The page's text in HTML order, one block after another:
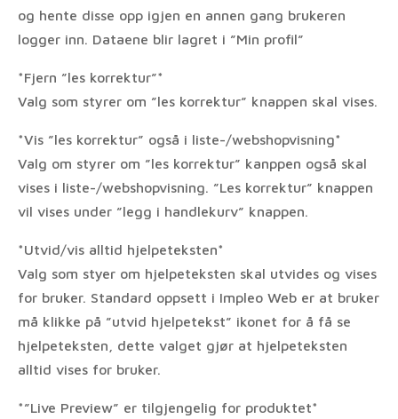
og hente disse opp igjen en annen gang brukeren
logger inn. Dataene blir lagret i ”Min profil”
*Fjern ”les korrektur”*
Valg som styrer om ”les korrektur” knappen skal vises.
*Vis ”les korrektur” også i liste-/webshopvisning*
Valg om styrer om ”les korrektur” kanppen også skal
vises i liste-/webshopvisning. ”Les korrektur” knappen
vil vises under ”legg i handlekurv” knappen.
*Utvid/vis alltid hjelpeteksten*
Valg som styer om hjelpeteksten skal utvides og vises
for bruker. Standard oppsett i Impleo Web er at bruker
må klikke på ”utvid hjelpetekst” ikonet for å få se
hjelpeteksten, dette valget gjør at hjelpeteksten
alltid vises for bruker.
*”Live Preview” er tilgjengelig for produktet*